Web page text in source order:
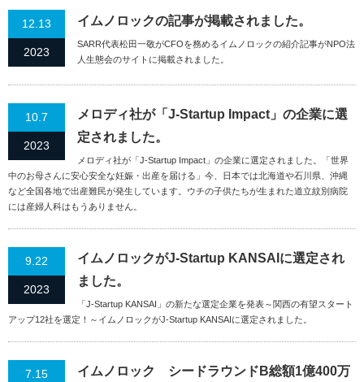
12.13
2023
イムノロックの記事が掲載されました。
SARR代表松田一敬がCFOを務めるイムノロックの紹介記事がNPO法
人生態会のサイトに掲載されました。
10.7
2023
メロディ社が「J-Startup Impact」の企業に選
定されました。
メロディ社が「J-Startup Impact」の企業に選定されました。「世界
中のお母さんに安心安全な妊娠・出産を届ける」今、日本では北海道や石川県、沖縄
など全国各地で出産難民が発生しています。ウチの子供たちが生まれた道立紋別病院
には産婦人科はもうありません。
9.22
2023
イムノロックがJ-Startup KANSAIに選定され
ました。
「J-Startup KANSAI」の新たな選定企業を発表～関西の有望スタート
アップ12社を選定！～イムノロックがJ-Startup KANSAIに選定されました。
7.15 イムノロック シードラウンドB総額1億400万